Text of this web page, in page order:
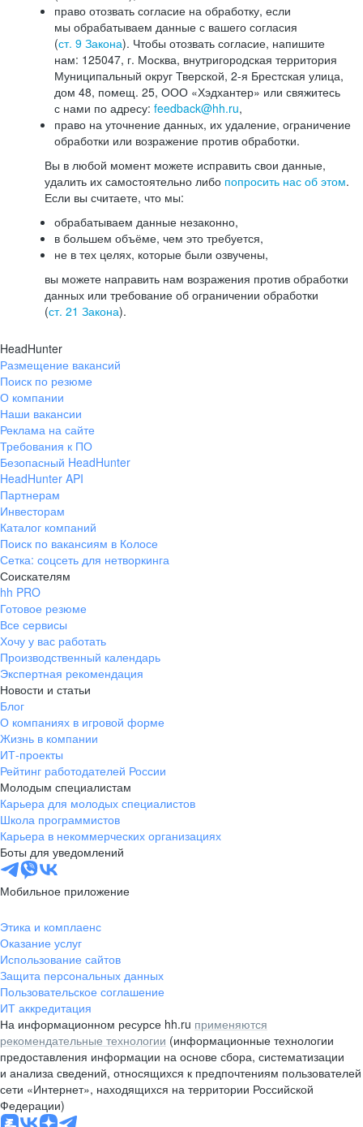
право отозвать согласие на обработку, если
мы обрабатываем данные с вашего согласия
(ст. 9 Закона). Чтобы отозвать согласие, напишите
нам: 125047, г. Москва, внутригородская территория
Муниципальный округ Тверской, 2-я Брестская улица,
дом 48, помещ. 25, ООО «Хэдхантер» или свяжитесь
с нами по адресу: feedback@hh.ru,
право на уточнение данных, их удаление, ограничение
обработки или возражение против обработки.
Вы в любой момент можете исправить свои данные,
удалить их самостоятельно либо попросить нас об этом.
Если вы считаете, что мы:
обрабатываем данные незаконно,
в большем объёме, чем это требуется,
не в тех целях, которые были озвучены,
вы можете направить нам возражения против обработки
данных или требование об ограничении обработки
(ст. 21 Закона).
HeadHunter
Размещение вакансий
Поиск по резюме
О компании
Наши вакансии
Реклама на сайте
Требования к ПО
Безопасный HeadHunter
HeadHunter API
Партнерам
Инвесторам
Каталог компаний
Поиск по вакансиям в Колосе
Сетка: соцсеть для нетворкинга
Соискателям
hh PRO
Готовое резюме
Все сервисы
Хочу у вас работать
Производственный календарь
Экспертная рекомендация
Новости и статьи
Блог
О компаниях в игровой форме
Жизнь в компании
ИТ-проекты
Рейтинг работодателей России
Молодым специалистам
Карьера для молодых специалистов
Школа программистов
Карьера в некоммерческих организациях
Боты для уведомлений
Мобильное приложение
Этика и комплаенс
Оказание услуг
Использование сайтов
Защита персональных данных
Пользовательское соглашение
ИТ аккредитация
На информационном ресурсе hh.ru применяются
рекомендательные технологии (информационные технологии
предоставления информации на основе сбора, систематизации
и анализа сведений, относящихся к предпочтениям пользователей
сети «Интернет», находящихся на территории Российской
Федерации)